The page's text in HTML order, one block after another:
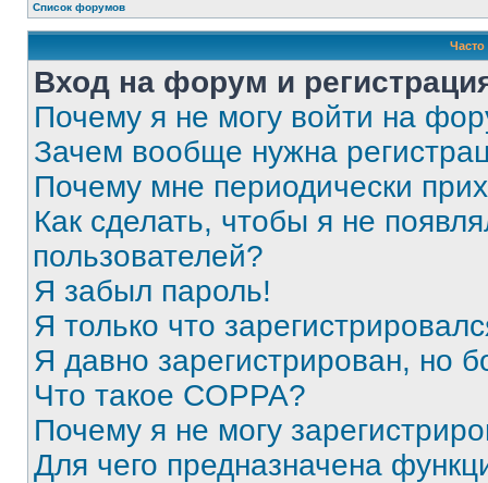
Список форумов
Вход на форум и
Почему я не могу войти на
Зачем вообще нужна
Почему мне периодически
Как сделать, чтобы я не
пользователей?
Я забыл пароль!
Я только что
Я давно зарегистрирован, но
Что такое COPPA?
Почему я не могу
Для чего предназначена